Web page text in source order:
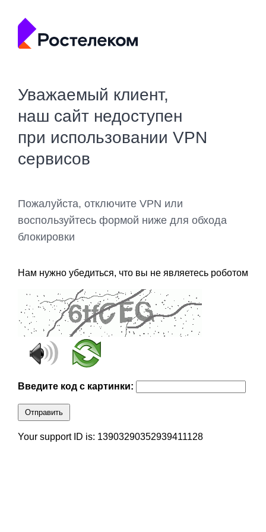
Уважаемый клиент,
наш сайт недоступен
при использовании VPN
сервисов
Пожалуйста, отключите VPN или
воспользуйтесь формой ниже для обхода
блокировки
Нам нужно убедиться, что вы не являетесь роботом
Введите код с картинки:
Отправить
Your support ID is: 13903290352939411128